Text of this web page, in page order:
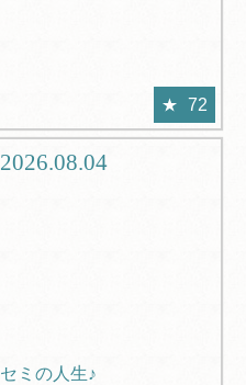
72
2026.08.04
セミの人生♪